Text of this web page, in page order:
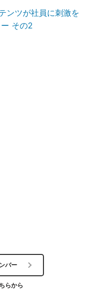
ンツが社員に刺激を
その2
バー
らから